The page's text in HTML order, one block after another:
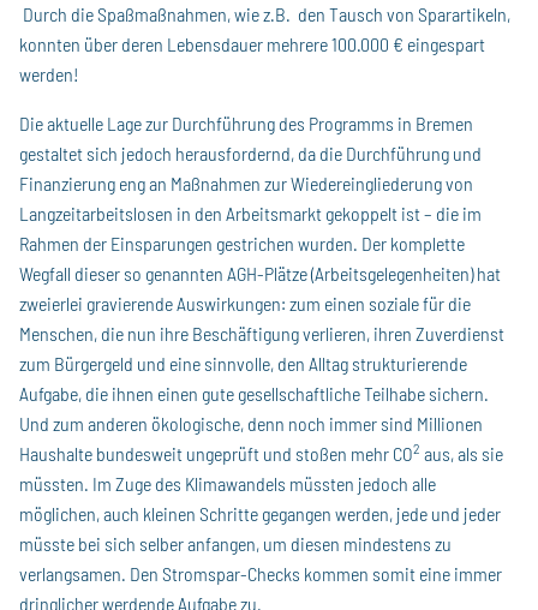
Durch die Spaßmaßnahmen, wie z.B. den Tausch von Sparartikeln,
konnten über deren Lebensdauer mehrere 100.000 € eingespart
werden!
Die aktuelle Lage zur Durchführung des Programms in Bremen
gestaltet sich jedoch herausfordernd, da die Durchführung und
Finanzierung eng an Maßnahmen zur Wiedereingliederung von
Langzeitarbeitslosen in den Arbeitsmarkt gekoppelt ist – die im
Rahmen der Einsparungen gestrichen wurden. Der komplette
Wegfall dieser so genannten AGH-Plätze (Arbeitsgelegenheiten) hat
zweierlei gravierende Auswirkungen: zum einen soziale für die
Menschen, die nun ihre Beschäftigung verlieren, ihren Zuverdienst
zum Bürgergeld und eine sinnvolle, den Alltag strukturierende
Aufgabe, die ihnen einen gute gesellschaftliche Teilhabe sichern.
Und zum anderen ökologische, denn noch immer sind Millionen
Haushalte bundesweit ungeprüft und stoßen mehr CO2 aus, als sie
müssten. Im Zuge des Klimawandels müssten jedoch alle
möglichen, auch kleinen Schritte gegangen werden, jede und jeder
müsste bei sich selber anfangen, um diesen mindestens zu
verlangsamen. Den Stromspar-Checks kommen somit eine immer
dringlicher werdende Aufgabe zu.